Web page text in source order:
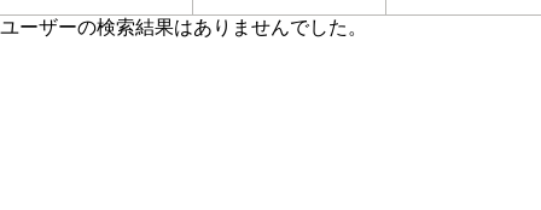
ユーザーの検索結果はありませんでした。